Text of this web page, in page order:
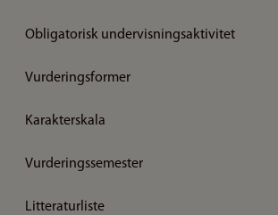
Obligatorisk undervisningsaktivitet
Vurderingsformer
Karakterskala
Vurderingssemester
Litteraturliste